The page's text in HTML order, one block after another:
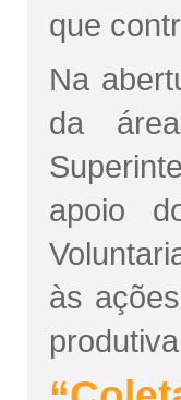
que
Na
da
apoio
às